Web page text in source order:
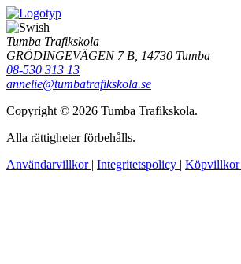
Tumba Trafikskola
GRÖDINGEVÄGEN 7 B, 14730 Tumba
08-530 313 13
annelie@tumbatrafikskola.se
Copyright © 2026 Tumba Trafikskola.
Alla rättigheter förbehålls.
Användarvillkor | Integritetspolicy | Köpvillkor